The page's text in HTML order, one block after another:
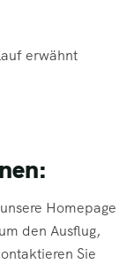
erwähnt
Homepage
den Ausflug,
Sie